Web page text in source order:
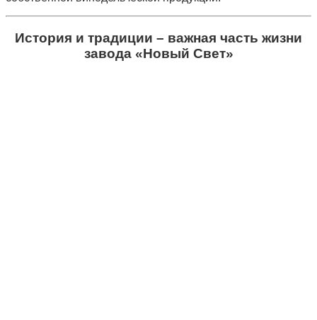
История и традиции – важная часть жизни
завода «Новый Свет»